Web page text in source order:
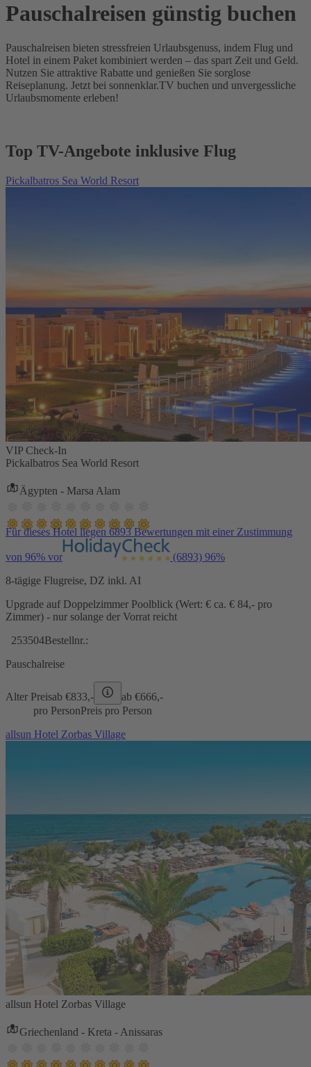
Pauschalreisen günstig buchen
Pauschalreisen bieten stressfreien Urlaubsgenuss, indem Flug und
Hotel in einem Paket kombiniert werden – das spart Zeit und Geld.
Nutzen Sie attraktive Rabatte und genießen Sie sorglose
Reiseplanung. Jetzt bei sonnenklar.TV buchen und unvergessliche
Urlaubsmomente erleben!
Top TV-Angebote inklusive Flug
Pickalbatros Sea World Resort
VIP Check-In
Pickalbatros Sea World Resort
Ägypten - Marsa Alam
Für dieses Hotel liegen 6893 Bewertungen mit einer Zustimmung
von 96% vor (6893) 96%
8-tägige Flugreise, DZ inkl. AI
Upgrade auf Doppelzimmer Poolblick (Wert: € ca. € 84,- pro
Zimmer) - nur solange der Vorrat reicht
253504Bestellnr.:
Pauschalreise
Alter Preisab €833,- ab €666,-
pro PersonPreis pro Person
allsun Hotel Zorbas Village
allsun Hotel Zorbas Village
Griechenland - Kreta - Anissaras